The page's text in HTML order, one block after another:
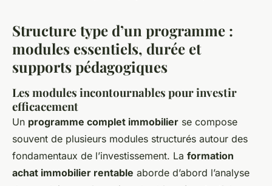
Structure type d’un programme :
modules essentiels, durée et
supports pédagogiques
Les modules incontournables pour investir
efficacement
Un programme complet immobilier se compose
souvent de plusieurs modules structurés autour des
fondamentaux de l’investissement. La formation
achat immobilier rentable aborde d’abord l’analyse